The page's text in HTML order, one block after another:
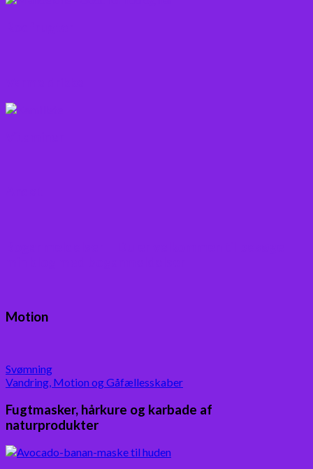
Motion
Svømning
Vandring, Motion og Gåfællesskaber
Fugtmasker, hårkure og karbade af
naturprodukter